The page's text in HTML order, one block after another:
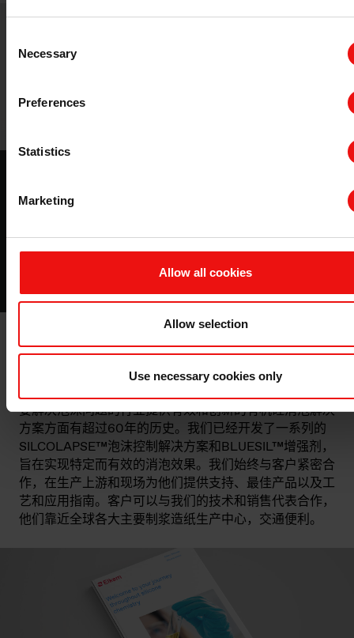
Selection
Necessary
Preferences
Statistics
Marketing
Allow all cookies
Allow selection
Use necessary cookies only
泡沫控制的艺术
下载
为什么要为您的纸浆和纸品应用选择埃肯有机硅的
埃肯有机硅在为纸浆和造纸以及石油和天然气行业这些需
要解决泡沫问题的行业提供有效和创新的有机硅消泡解决
方案方面有超过60年的历史。我们已经开发了一系列的
SILCOLAPSE™泡沫控制解决方案和BLUESIL™增强剂，
旨在实现特定而有效的消泡效果。我们始终与客户紧密合
作，在生产上游和现场为他们提供支持、最佳产品以及工
艺和应用指南。客户可以与我们的技术和销售代表合作，
他们靠近全球各大主要制浆造纸生产中心，交通便利。